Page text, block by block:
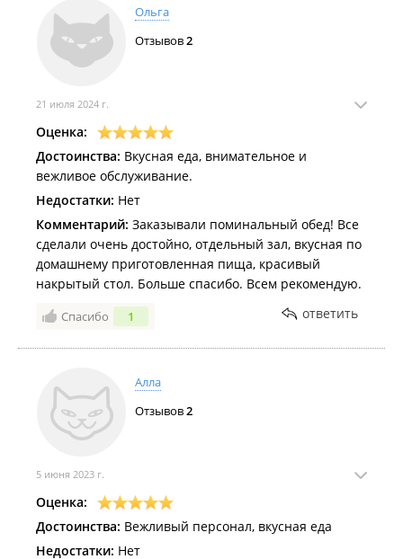
Ольга
Отзывов2
21 июля 2024 г.
Оценка:
Достоинства: Вкусная еда, внимательное и
вежливое обслуживание.
Недостатки: Нет
Комментарий: Заказывали поминальный обед! Все
сделали очень достойно, отдельный зал, вкусная по
домашнему приготовленная пища, красивый
накрытый стол. Больше спасибо. Всем рекомендую.
Спасибо 1 ответить
Алла
Отзывов2
5 июня 2023 г.
Оценка:
Достоинства: Вежливый персонал, вкусная еда
Недостатки: Нет